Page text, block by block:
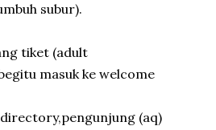
subur).
tiket (adult
masuk ke welcome
(aq)